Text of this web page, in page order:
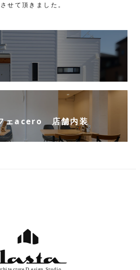
せて頂きました。
ェacero 店舗内装